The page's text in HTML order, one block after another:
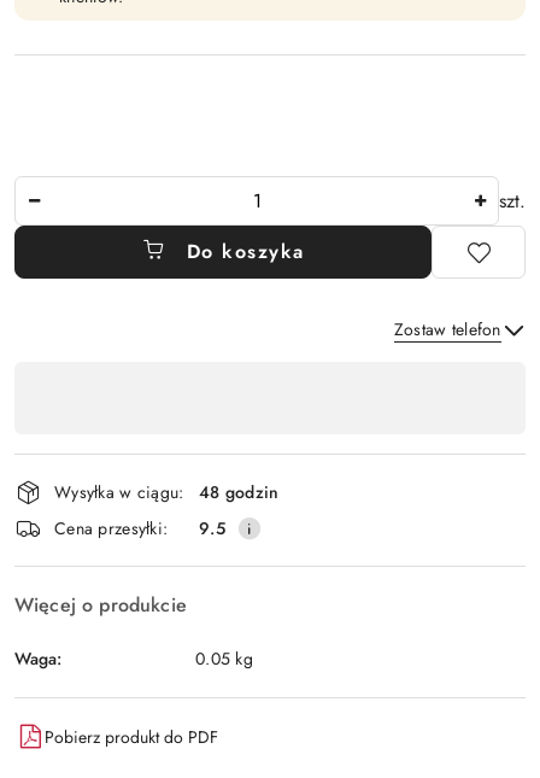
szt.
Do koszyka
Zostaw telefon
płatność
i
dostawa
Wysyłka w ciągu:
48 godzin
Cena przesyłki:
9.5
Więcej o produkcie
Waga: 0.05 kg
Pobierz produkt do PDF